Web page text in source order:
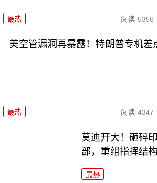
最热 阅读 5356
美空管漏洞再暴露！特朗普专机差
最热 阅读 4347
莫迪开大！砸碎
部，重组指挥结构
最热